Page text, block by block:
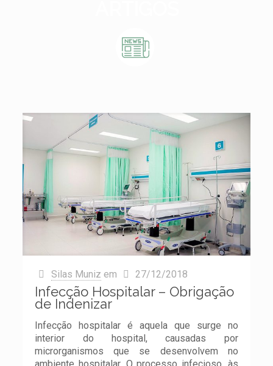
Silas Muniz em 27/12/2018
Infecção Hospitalar – Obrigação
de Indenizar
Infecção hospitalar é aquela que surge no
interior do hospital, causadas por
microrganismos que se desenvolvem no